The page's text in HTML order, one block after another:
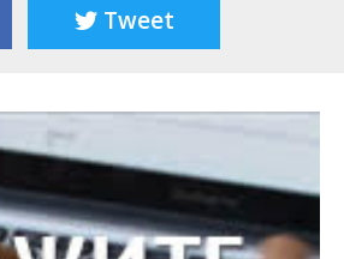
Tweet